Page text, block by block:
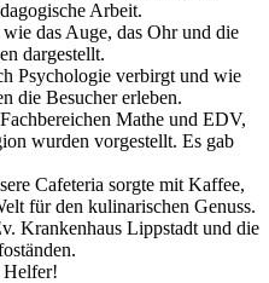
Arbeit.
das Auge, das Ohr und die
dargestellt.
Psychologie verbirgt und wie
die Besucher erleben.
Mathe und EDV,
wurden vorgestellt. Es gab
Cafeteria sorgte mit Kaffee,
für den kulinarischen Genuss.
Krankenhaus Lippstadt und die
Helfer!